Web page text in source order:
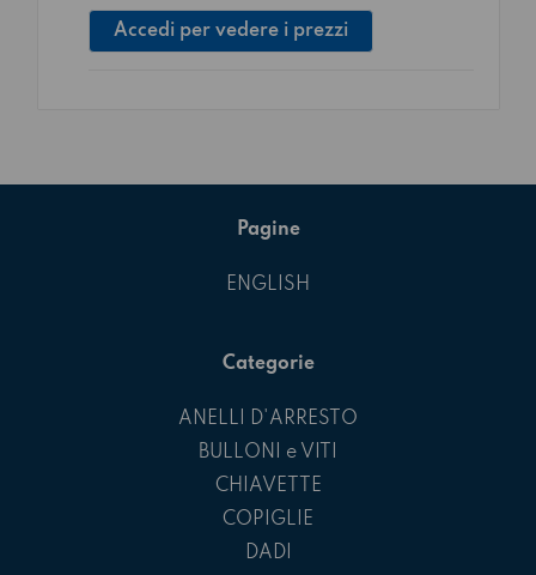
Accedi per vedere i prezzi
Pagine
ENGLISH
Categorie
ANELLI D'ARRESTO
BULLONI e VITI
CHIAVETTE
COPIGLIE
DADI